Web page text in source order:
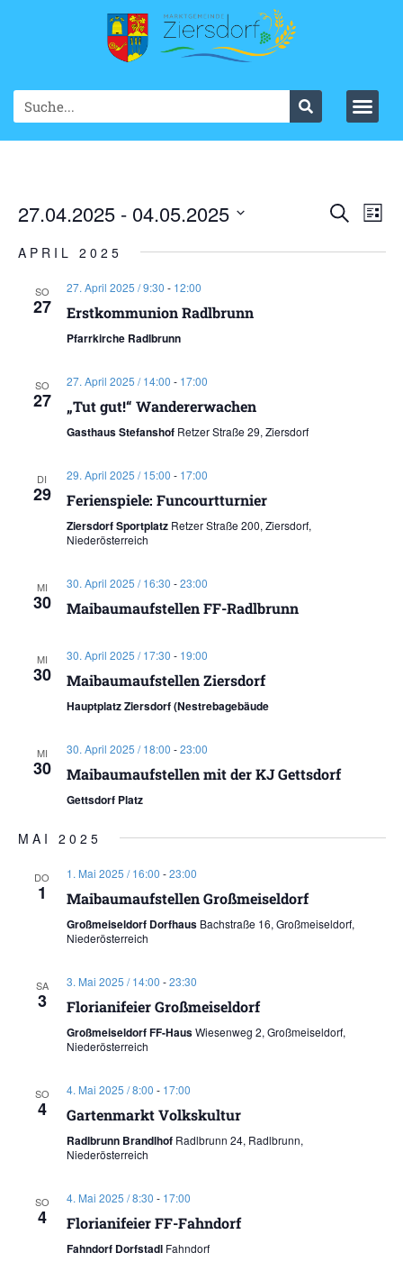
SucheList
27.04.2025 - 04.05.2025
wählen.
APRIL 2025
SO
27
27. April 2025 / 9:30 - 12:00
Erstkommunion Radlbrunn
Pfarrkirche Radlbrunn
SO
27
27. April 2025 / 14:00 - 17:00
„Tut gut!“ Wandererwachen
Gasthaus Stefanshof Retzer Straße 29, Ziersdorf
DI
29
29. April 2025 / 15:00 - 17:00
Ferienspiele: Funcourtturnier
Ziersdorf Sportplatz Retzer Straße 200, Ziersdorf,
Niederösterreich
MI
30
30. April 2025 / 16:30 -23:00
Maibaumaufstellen FF-Radlbrunn
MI
30
30. April 2025 / 17:30 - 19:00
Maibaumaufstellen Ziersdorf
Hauptplatz Ziersdorf (Nestrebagebäude
MI
30
30. April 2025 / 18:00 -23:00
Maibaumaufstellen mit der KJ Gettsdorf
Gettsdorf Platz
MAI 2025
DO
1
1. Mai 2025 / 16:00 -23:00
Maibaumaufstellen Großmeiseldorf
Großmeiseldorf Dorfhaus Bachstraße 16, Großmeiseldorf,
Niederösterreich
SA
3
3. Mai 2025 / 14:00 -23:30
Florianifeier Großmeiseldorf
Großmeiseldorf FF-HausWiesenweg 2, Großmeiseldorf,
Niederösterreich
SO
4
4. Mai 2025 / 8:00 - 17:00
Gartenmarkt Volkskultur
Radlbrunn Brandlhof Radlbrunn 24, Radlbrunn,
Niederösterreich
SO
4
4. Mai 2025 / 8:30 - 17:00
Florianifeier FF-Fahndorf
Fahndorf Dorfstadl Fahndorf